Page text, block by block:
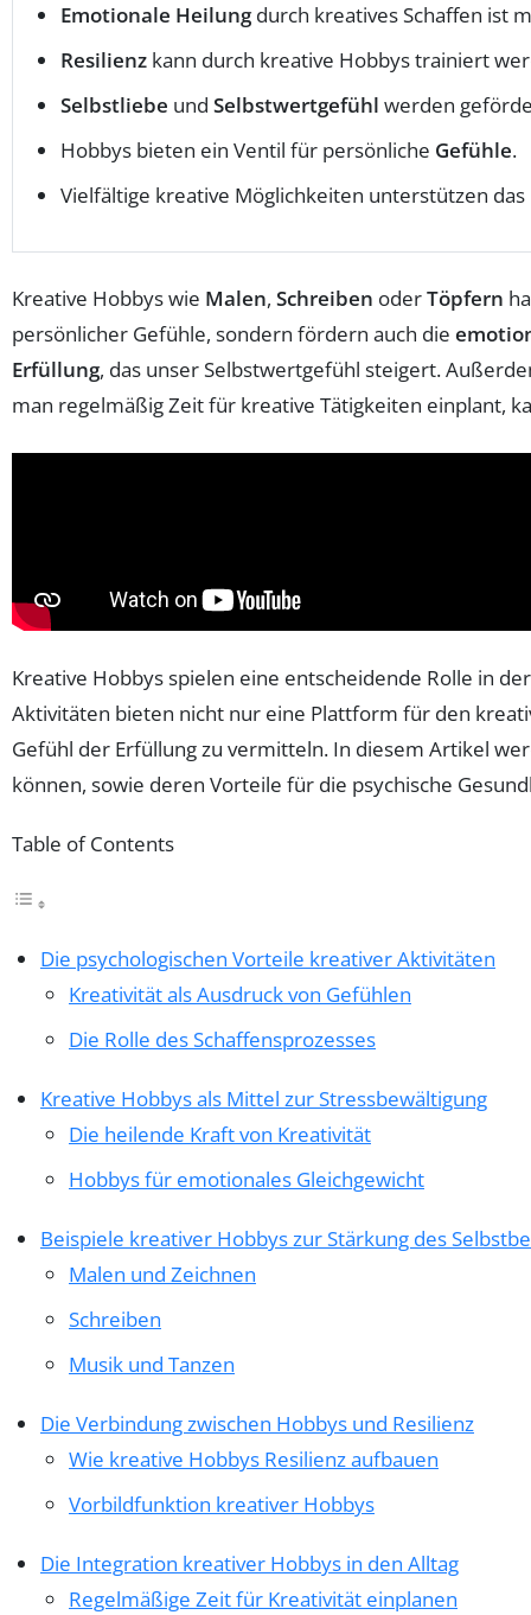
Emotionale Heilungdurch kreatives Schaffen ist
Resilienz kann durch kreative Hobbys trainiert
Selbstliebe und Selbstwertgefühl werden
Hobbys bieten ein Ventil für persönliche Gefühle.
Vielfältige kreative Möglichkeiten unterstützen das
Kreative Hobbys wie Malen, Schreiben oderTöpfern
persönlicher Gefühle, sondern fördern auch die
Erfüllung, das unser Selbstwertgefühl steigert.
man regelmäßig Zeit für kreative Tätigkeiten einplant,
Kreative Hobbys spielen eine entscheidende Rolle in
Aktivitäten bieten nicht nur eine Plattform für den
Gefühl der Erfüllung zu vermitteln. In diesem Artikel
können, sowie deren Vorteile für die psychische
Table of Contents
Die psychologischen Vorteile kreativer Aktivitäten
Kreativität als Ausdruck von Gefühlen
Die Rolle des Schaffensprozesses
Kreative Hobbys als Mittel zur Stressbewältigung
Die heilende Kraft von Kreativität
Hobbys für emotionales Gleichgewicht
Beispiele kreativer Hobbys zur Stärkung des
Malen und Zeichnen
Schreiben
Musik und Tanzen
Die Verbindung zwischen Hobbys und Resilienz
Wie kreative Hobbys Resilienz aufbauen
Vorbildfunktion kreativer Hobbys
Die Integration kreativer Hobbys in den Alltag
Regelmäßige Zeit für Kreativität einplanen